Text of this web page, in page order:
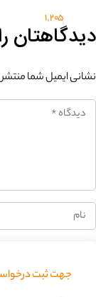
1,205
دیدگاهتان
نشانی ایمیل شما
جهت ثبت درخواست